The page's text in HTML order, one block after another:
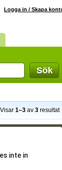
Logga in / Skapa
Sök
Visar 1–3 av 3 resultat
inte in